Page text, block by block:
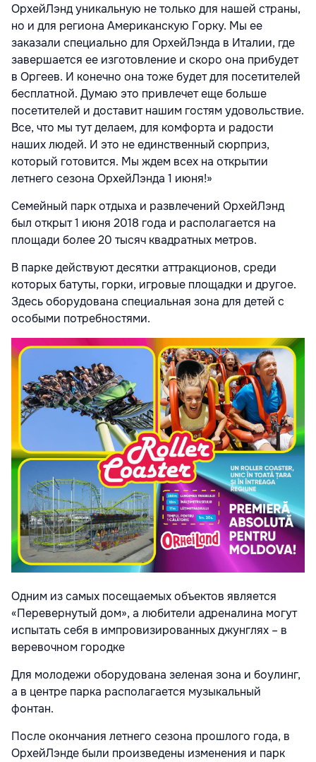
ОрхейЛэнд уникальную не только для нашей страны,
но и для региона Американскую Горку. Мы ее
заказали специально для ОрхейЛэнда в Италии, где
завершается ее изготовление и скоро она прибудет
в Оргеев. И конечно она тоже будет для посетителей
бесплатной. Думаю это привлечет еще больше
посетителей и доставит нашим гостям удовольствие.
Все, что мы тут делаем, для комфорта и радости
наших людей. И это не единственный сюрприз,
который готовится. Мы ждем всех на открытии
летнего сезона ОрхейЛэнда 1 июня!»
Семейный парк отдыха и развлечений ОрхейЛэнд
был открыт 1 июня 2018 года и располагается на
площади более 20 тысяч квадратных метров.
В парке действуют десятки аттракционов, среди
которых батуты, горки, игровые площадки и другое.
Здесь оборудована специальная зона для детей с
особыми потребностями.
Одним из самых посещаемых объектов является
«Перевернутый дом», а любители адреналина могут
испытать себя в импровизированных джунглях – в
веревочном городке
Для молодежи оборудована зеленая зона и боулинг,
а в центре парка располагается музыкальный
фонтан.
После окончания летнего сезона прошлого года, в
ОрхейЛэнде были произведены изменения и парк